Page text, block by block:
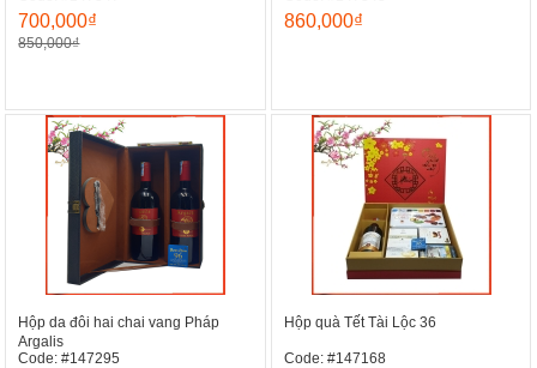
700,000₫
850,000₫
860,000₫
Hộp da đôi hai chai vang Pháp
Argalis
Code: #147295
Hộp quà Tết Tài Lộc 36
Code: #147168